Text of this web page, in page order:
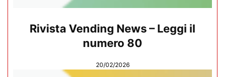
Rivista Vending News – Leggi il
numero 80
20/02/2026